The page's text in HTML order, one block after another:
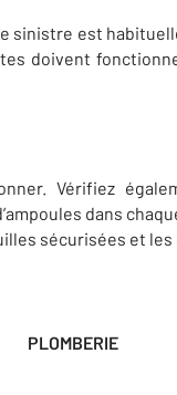
sinistre est
doivent
Vérifiez
dans
sécurisées et
PLOMBERIE